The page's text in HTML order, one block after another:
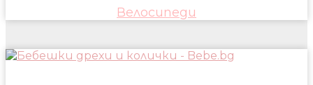
Велосипеди